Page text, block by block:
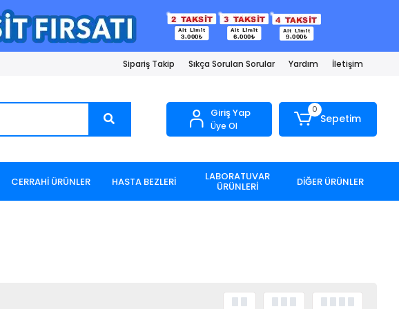
Sipariş Takip Sıkça Sorulan Sorular Yardım İletişim
Giriş Yap
Üye Ol
0
Sepetim
CERRAHİ ÜRÜNLER HASTA BEZLERİ LABORATUVAR
ÜRÜNLERİ DİĞER ÜRÜNLER